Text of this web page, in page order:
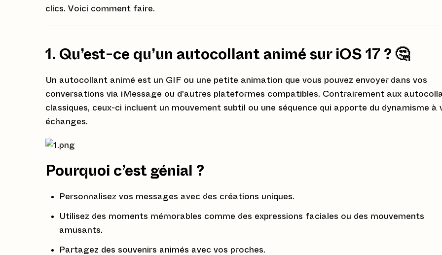
clics. Voici comment faire.
1. Qu’est-ce qu’un autocollant animé sur iOS 17 ? 🤔
Un autocollant animé est un GIF ou une petite animation que vous pouvez envoyer dans vos
conversations via iMessage ou d'autres plateformes compatibles. Contrairement aux
classiques, ceux-ci incluent un mouvement subtil ou une séquence qui apporte du dynamisme à
échanges.
Pourquoi c’est génial ?
Personnalisez vos messages avec des créations uniques.
Utilisez des moments mémorables comme des expressions faciales ou des mouvements
amusants.
Partagez des souvenirs animés avec vos proches.